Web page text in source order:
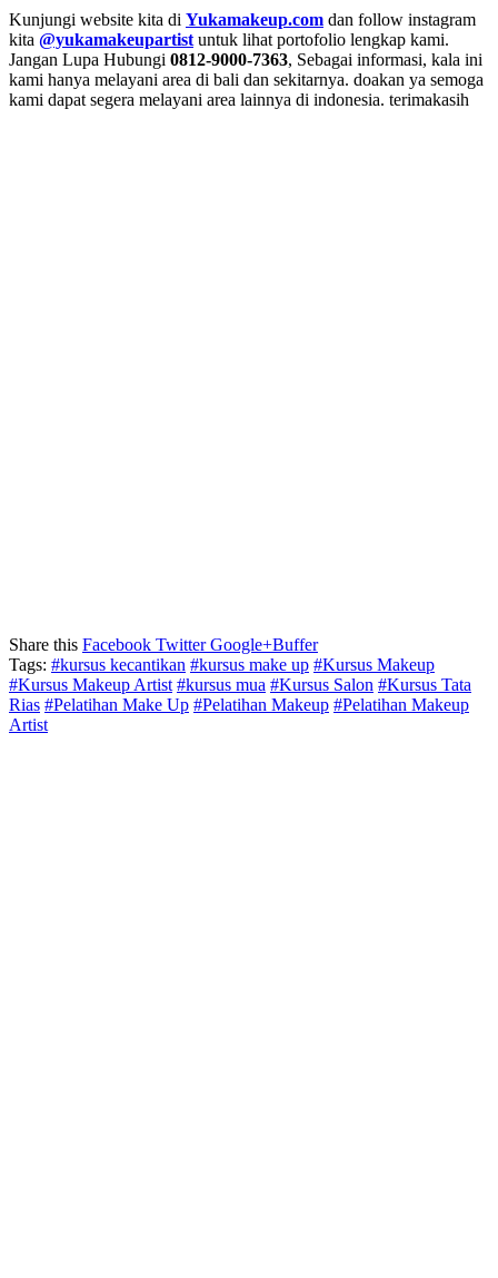
Kunjungi website kita di Yukamakeup.com dan follow instagram
kita @yukamakeupartist untuk lihat portofolio lengkap kami.
Jangan Lupa Hubungi 0812-9000-7363, Sebagai informasi, kala ini
kami hanya melayani area di bali dan sekitarnya. doakan ya semoga
kami dapat segera melayani area lainnya di indonesia. terimakasih
Share this Facebook TwitterGoogle+Buffer
Tags: #kursus kecantikan #kursus make up #Kursus Makeup
#Kursus Makeup Artist #kursus mua #Kursus Salon #Kursus Tata
Rias #Pelatihan Make Up #Pelatihan Makeup #Pelatihan Makeup
Artist